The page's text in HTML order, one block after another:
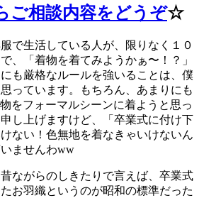
ご相談内容をどうぞ☆
で生活している人が、限りなく１０
、「着物を着てみようかぁ〜！？」
も厳格なルールを強いることは、僕
っています。もちろん、あまりにも
をフォーマルシーンに着ようと思っ
し上げますけど、「卒業式に付け下
ない！色無地を着なきゃいけないん
ませんわww
ながらのしきたりで言えば、卒業式
お羽織というのが昭和の標準だった